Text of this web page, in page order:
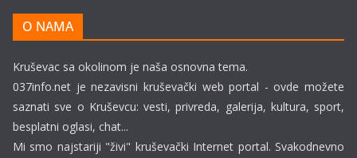
O NAMA
Kruševac sa okolinom je naša osnovna tema.
037info.net je nezavisni kruševački web portal - ovde možete
saznati sve o Kruševcu: vesti, privreda, galerija, kultura, sport,
besplatni oglasi, chat...
Mi smo najstariji "živi" kruševački Internet portal. Svakodnevno